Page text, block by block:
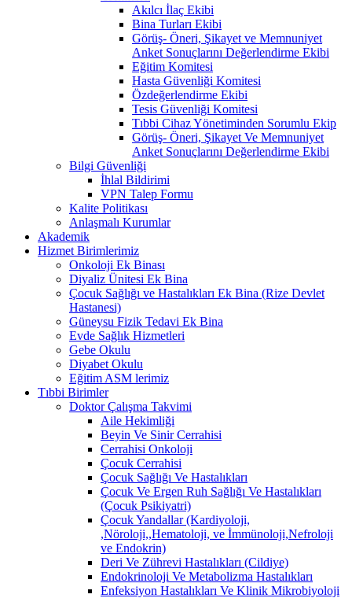
Akılcı İlaç Ekibi
Bina Turları Ekibi
Görüş- Öneri, Şikayet ve Memnuniyet
Anket Sonuçlarını Değerlendirme Ekibi
Eğitim Komitesi
Hasta Güvenliği Komitesi
Özdeğerlendirme Ekibi
Tesis Güvenliği Komitesi
Tıbbi Cihaz Yönetiminden Sorumlu Ekip
Görüş- Öneri, Şikayet Ve Memnuniyet
Anket Sonuçlarını Değerlendirme Ekibi
Bilgi Güvenliği
İhlal Bildirimi
VPN Talep Formu
Kalite Politikası
Anlaşmalı Kurumlar
Akademik
Hizmet Birimlerimiz
Onkoloji Ek Binası
Diyaliz Ünitesi Ek Bina
Çocuk Sağlığı ve Hastalıkları Ek Bina (Rize Devlet
Hastanesi)
Güneysu Fizik Tedavi Ek Bina
Evde Sağlık Hizmetleri
Gebe Okulu
Diyabet Okulu
Eğitim ASM lerimiz
Tıbbi Birimler
Doktor Çalışma Takvimi
Aile Hekimliği
Beyin Ve Sinir Cerrahisi
Cerrahisi Onkoloji
Çocuk Cerrahisi
Çocuk Sağlığı Ve Hastalıkları
Çocuk Ve Ergen Ruh Sağlığı Ve Hastalıkları
(Çocuk Psikiyatri)
Çocuk Yandallar (Kardiyoloji,
,Nöroloji,,Hematoloji, ve İmmünoloji,Nefroloji
ve Endokrin)
Deri Ve Zührevi Hastalıkları (Cildiye)
Endokrinoloji Ve Metabolizma Hastalıkları
Enfeksiyon Hastalıkları Ve Klinik Mikrobiyoloji